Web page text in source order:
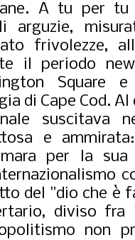
A tu per
arguzie,
frivolezze,
il periodo
Square
di Cape Cod.
suscitava
e
per la
del "dio che è
diviso fra
non